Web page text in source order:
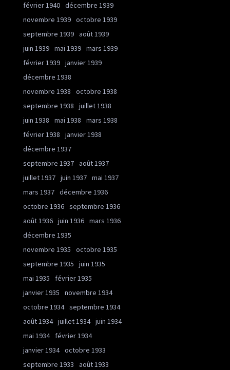
février 1940 décembre 1939
novembre 1939 octobre 1939
septembre 1939 août 1939
juin 1939 mai 1939 mars 1939
février 1939 janvier 1939
décembre 1938
novembre 1938
octobre 1938
septembre 1938
juillet 1938
juin 1938
mai 1938
mars 1938
février 1938
janvier 1938
décembre 1937
septembre 1937 août 1937
juillet 1937 juin 1937 mai 1937
mars 1937 décembre 1936
octobre 1936 septembre 1936
août 1936 juin 1936 mars 1936
décembre 1935
novembre 1935
octobre 1935
septembre 1935
juin 1935
mai 1935
février 1935
janvier 1935
novembre 1934
octobre 1934 septembre 1934
août 1934 juillet 1934 juin 1934
mai 1934
février 1934
janvier 1934 octobre 1933
septembre 1933
août 1933